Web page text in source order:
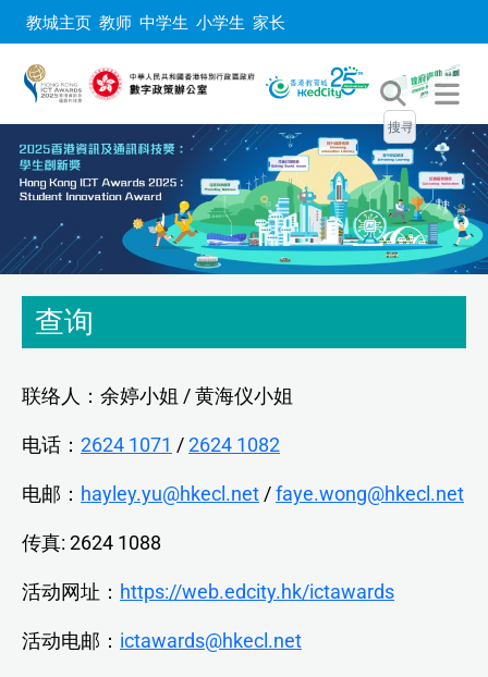
教城主页 教师 中学生 小学生 家长
查询
联络人：余婷小姐 / 黄海仪小姐
电话： 2624 1071 /2624 1082
电邮： hayley.yu@hkecl.net /faye.wong@hkecl.net
传真: 2624 1088
活动网址： https://web.edcity.hk/ictawards
活动电邮： ictawards@hkecl.net